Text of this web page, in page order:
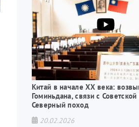
Китай в начале XX века:
Гоминьдана, связи с
Северный поход
20.02.2026